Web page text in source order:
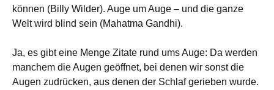
können (Billy Wilder). Auge um Auge – und die ganze
Welt wird blind sein (Mahatma Gandhi).
Ja, es gibt eine Menge Zitate rund ums Auge: Da werden
manchem die Augen geöffnet, bei denen wir sonst die
Augen zudrücken, aus denen der Schlaf gerieben wurde.